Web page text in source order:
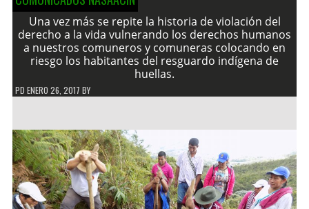
Una vez más se repite la historia de violación del
derecho a la vida vulnerando los derechos humanos
a nuestros comuneros y comuneras colocando en
riesgo los habitantes del resguardo indígena de
huellas.
PD ENERO 26, 2017 BY